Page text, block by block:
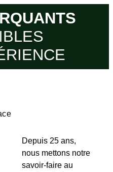
Depuis 25 ans,
nous mettons notre
savoir-faire au